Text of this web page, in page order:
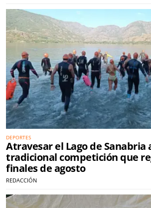
DEPORTES
Atravesar el Lago de Sanabria
tradicional competición que
finales de agosto
REDACCIÓN